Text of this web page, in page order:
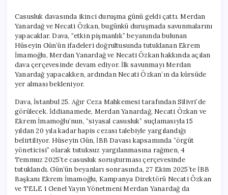
Yanardağ
ve
Necati
Özkan’ın
Savunmaları
Bekleniyor
için
Casusluk davasında ikinci duruşma günü geldi çattı. Merdan
Yanardağ ve Necati Özkan, bugünkü duruşmada savunmalarını
yapacaklar. Dava, “etkin pişmanlık” beyanında bulunan
Hüseyin Gün’ün ifadeleri doğrultusunda tutuklanan Ekrem
İmamoğlu, Merdan Yanardağ ve Necati Özkan hakkında açılan
dava çerçevesinde devam ediyor. İlk savunmayı Merdan
Yanardağ yapacakken, ardından Necati Özkan’ın da kürsüde
yer alması bekleniyor.
Dava, İstanbul 25. Ağır Ceza Mahkemesi tarafından Silivri’de
görülecek. İddianamede, Merdan Yanardağ, Necati Özkan ve
Ekrem İmamoğlu’nun, “siyasal casusluk” suçlamasıyla 15
yıldan 20 yıla kadar hapis cezası talebiyle yargılandığı
belirtiliyor. Hüseyin Gün, İBB Davası kapsamında “örgüt
yöneticisi” olarak tutuksuz yargılanmasına rağmen, 4
Temmuz 2025’te casusluk soruşturması çerçevesinde
tutuklandı. Gün’ün beyanları sonrasında, 27 Ekim 2025’te İBB
Başkanı Ekrem İmamoğlu, Kampanya Direktörü Necati Özkan
ve TELE 1 Genel Yayın Yönetmeni Merdan Yanardağ da